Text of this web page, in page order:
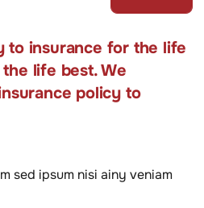
to insurance for the life
life best. We
policy to
sed ipsum nisi ainy veniam